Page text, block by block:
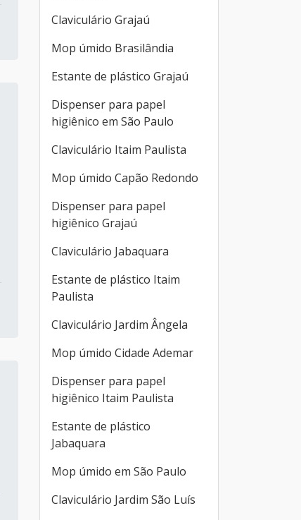
Claviculário Grajaú
Mop úmido Brasilândia
Estante de plástico Grajaú
Dispenser para papel
higiênico em São Paulo
Claviculário Itaim Paulista
Mop úmido Capão Redondo
Dispenser para papel
higiênico Grajaú
Claviculário Jabaquara
Estante de plástico Itaim
Paulista
Claviculário Jardim Ângela
Mop úmido Cidade Ademar
Dispenser para papel
higiênico Itaim Paulista
Estante de plástico
Jabaquara
Mop úmido em São Paulo
Claviculário Jardim São Luís